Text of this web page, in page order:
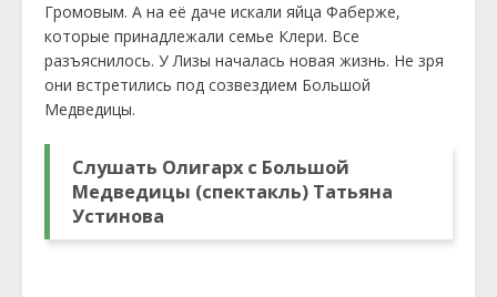
Громовым. А на её даче искали яйца Фаберже,
которые принадлежали семье Клери. Все
разъяснилось. У Лизы началась новая жизнь. Не зря
они встретились под созвездием Большой
Медведицы.
Слушать Олигарх с Большой
Медведицы (спектакль) Татьяна
Устинова